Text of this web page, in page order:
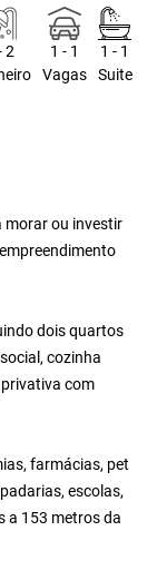
2
1 - 1
Vagas
1 - 1
Suite
morar ou investir
dois quartos
cozinha
com
farmácias, pet
escolas,
a 153 metros da